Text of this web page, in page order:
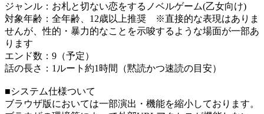
ジャンル：お札と切ない恋をするノベルゲーム(乙女向け)
対象年齢：全年齢、12歳以上推奨 ※直接的な表現はありま
せんが、性的・暴力的なことを示唆するような場面が一部あ
ります
エンド数：9（予定）
話の長さ：1ルート約1時間（黙読かつ速読の目安）
■システム仕様ついて
ブラウザ版においては一部演出・機能を縮小しております。